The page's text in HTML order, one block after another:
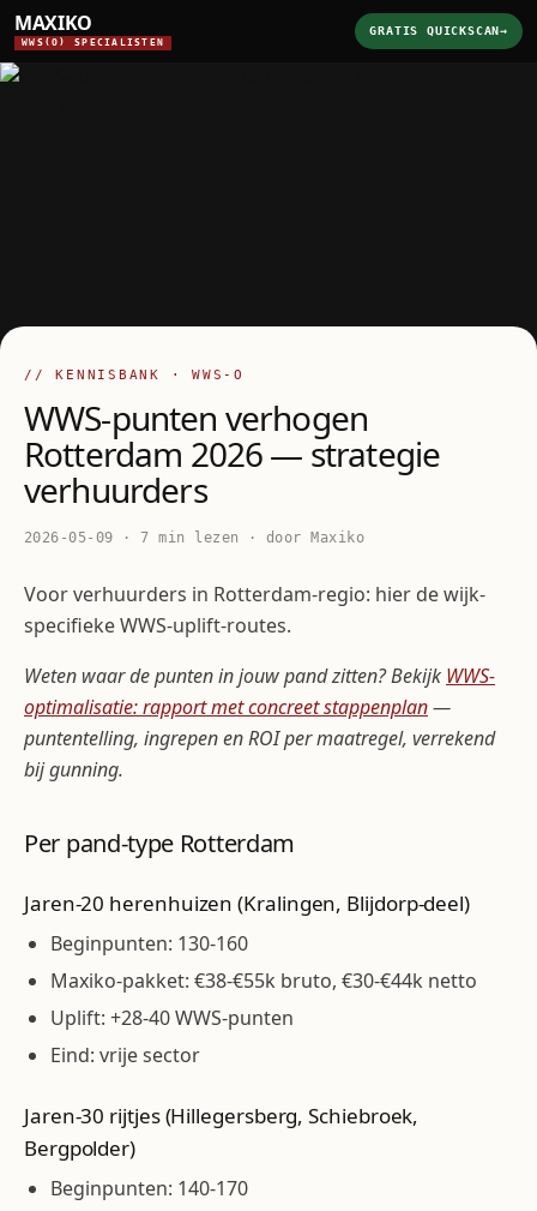
MAXIKO
WWS(O) SPECIALISTEN
GRATIS QUICKSCAN→
// KENNISBANK · WWS-O
WWS-punten verhogen
Rotterdam 2026 — strategie
verhuurders
2026-05-09 · 7 min lezen · door Maxiko
Voor verhuurders in Rotterdam-regio: hier de wijk-
specifieke WWS-uplift-routes.
Weten waar de punten in jouw pand zitten? Bekijk WWS-
optimalisatie: rapport met concreet stappenplan—
puntentelling, ingrepen en ROI per maatregel, verrekend
bij gunning.
Per pand-type Rotterdam
Jaren-20 herenhuizen (Kralingen, Blijdorp-deel)
Beginpunten: 130-160
Maxiko-pakket: €38-€55k bruto, €30-€44k netto
Uplift: +28-40 WWS-punten
Eind: vrije sector
Jaren-30 rijtjes (Hillegersberg, Schiebroek,
Bergpolder)
Beginpunten: 140-170